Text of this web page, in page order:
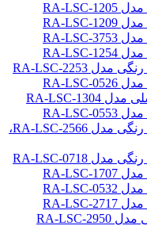
دوربین خطی 5340 پیکسلی رنگی مدل RA-LSC-2566،